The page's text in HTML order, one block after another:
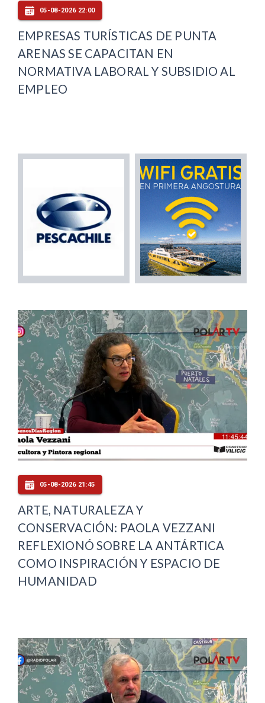
05-08-2026 22:00
EMPRESAS TURÍSTICAS DE PUNTA
ARENAS SE CAPACITAN EN
NORMATIVA LABORAL Y SUBSIDIO AL
EMPLEO
05-08-2026 21:45
ARTE, NATURALEZA Y
CONSERVACIÓN: PAOLA VEZZANI
REFLEXIONÓ SOBRE LA ANTÁRTICA
COMO INSPIRACIÓN Y ESPACIO DE
HUMANIDAD